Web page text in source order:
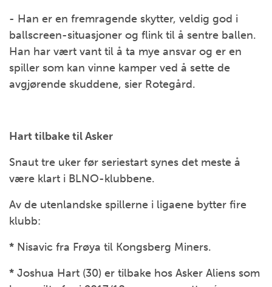
- Han er en fremragende skytter, veldig god i
ballscreen-situasjoner og flink til å sentre ballen.
Han har vært vant til å ta mye ansvar og er en
spiller som kan vinne kamper ved å sette de
avgjørende skuddene, sier Rotegård.
Hart tilbake til Asker
Snaut tre uker før seriestart synes det meste å
være klart i BLNO-klubbene.
Av de utenlandske spillerne i ligaene bytter fire
klubb:
* Nisavic fra Frøya til Kongsberg Miners.
* Joshua Hart (30) er tilbake hos Asker Aliens som